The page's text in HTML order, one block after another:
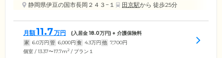
静岡県伊豆の国市長岡２４３−１
田京駅から 徒歩25分
月額11.7万円 (入居金18.0万円) + 介護保険料
家 6.0万円 管 6,000円 食 4.3万円 他 7,700円
個室 / 13.37〜17.7m2 / プラン１